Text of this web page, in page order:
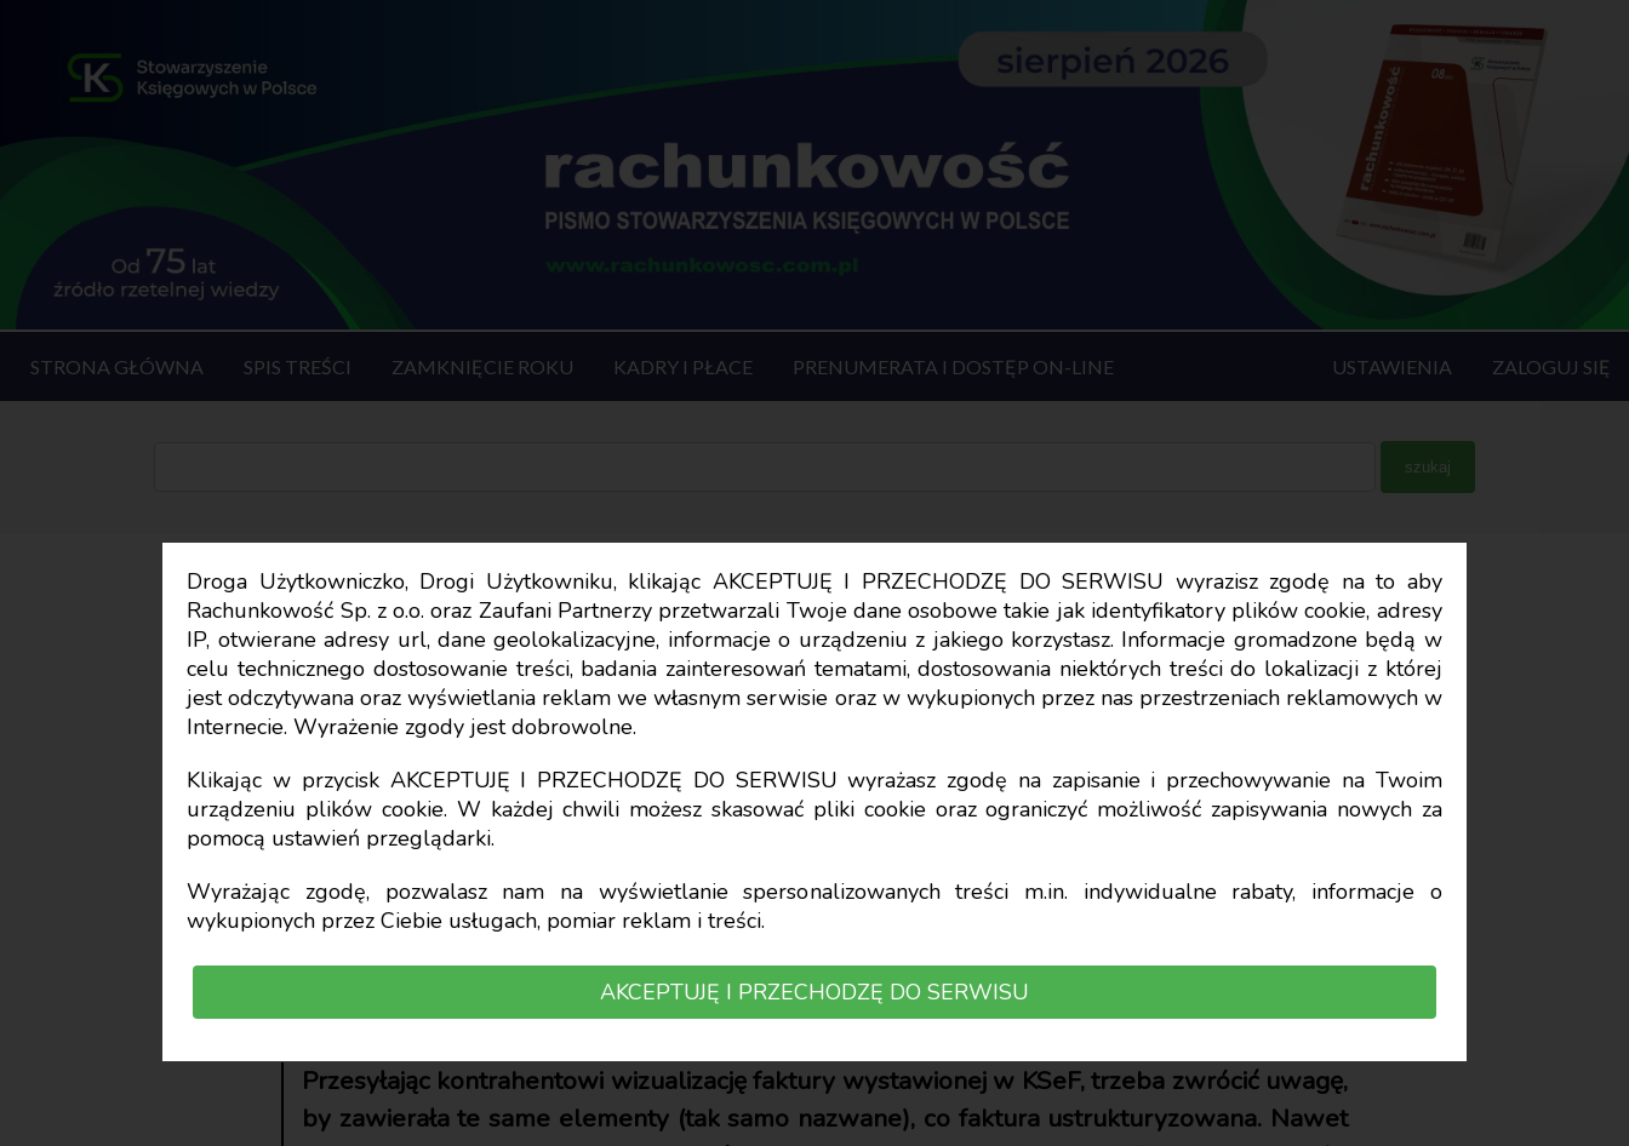
Droga Użytkowniczko, Drogi Użytkowniku, klikając AKCEPTUJĘ I PRZECHODZĘ DO SERWISU wyrazisz zgodę na to aby
Rachunkowość Sp. z o.o. oraz Zaufani Partnerzy przetwarzali Twoje dane osobowe takie jak identyfikatory plików cookie, adresy
IP, otwierane adresy url, dane geolokalizacyjne, informacje o urządzeniu z jakiego korzystasz. Informacje gromadzone będą w
celu technicznego dostosowanie treści, badania zainteresowań tematami, dostosowania niektórych treści do lokalizacji z której
jest odczytywana oraz wyświetlania reklam we własnym serwisie oraz w wykupionych przez nas przestrzeniach reklamowych w
Internecie. Wyrażenie zgody jest dobrowolne.
Klikając w przycisk AKCEPTUJĘ I PRZECHODZĘ DO SERWISU wyrażasz zgodę na zapisanie i przechowywanie na Twoim
urządzeniu plików cookie. W każdej chwili możesz skasować pliki cookie oraz ograniczyć możliwość zapisywania nowych za
pomocą ustawień przeglądarki.
Wyrażając zgodę, pozwalasz nam na wyświetlanie spersonalizowanych treści m.in. indywidualne rabaty, informacje o
wykupionych przez Ciebie usługach, pomiar reklam i treści.
AKCEPTUJĘ I PRZECHODZĘ DO SERWISU
STRONA GŁÓWNA SPIS TREŚCI ZAMKNIĘCIE ROKU KADRY I PŁACE PRENUMERATA I DOSTĘP ON-LINE USTAWIENIA ZALOGUJ SIĘ
Data publikacji: 2026-05-21
Aktualności
Wizualizacja, która nie odwzorowuje
oryginału, może być uznana za pustą
fakturę
Krzysztof Hałub
Przesyłając kontrahentowi wizualizację faktury wystawionej w KSeF, trzeba zwrócić uwagę,
by zawierała te same elementy (tak samo nazwane), co faktura ustrukturyzowana. Nawet